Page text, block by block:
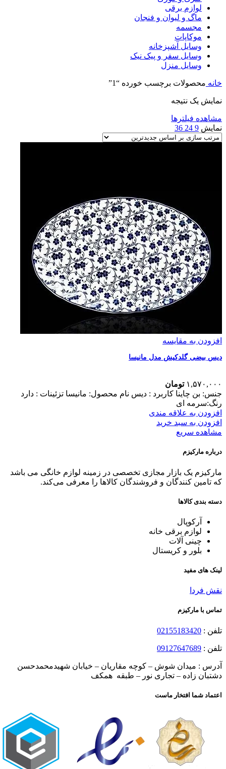
لوازم برقی
ماگ و لیوان و فنجان
مجسمه
موکاپات
وسایل آشپزخانه
وسایل سفر و پیک نیک
وسایل منزل
خانه محصولات برچسب خورده “1”
نمایش یک نتیجه
مشاهده فیلترها
نمایش 9
24
36
افزودن به مقایسه
دیس بیضی گلدکیش مدل مانیسا
۱,۵۷۰,۰۰۰ تومان
جنس: بن چاینا کاربرد : دیس نام محصول: مانیسا تزئینات : دارد
رنگ:سرمه ای
افزودن به علاقه مندی
افزودن به سبد خرید
مشاهده سریع
درباره مارکیزم
مارکیزم یک بازار مجازی تخصصی در زمینه لوازم خانگی می باشد
که تامین کنندگان و فروشندگان کالاها را معرفی می‌کند.
دسته بندی کالاها
آرکوپال
لوازم برقی خانه
چینی آلات
بلور و کریستال
لینک های مفید
نقش فردا
تماس با مارکیزم
تلفن : 02155183420
تلفن : 09127647689
آدرس : میدان شوش – کوچه مقاریان – خیابان شهیدمحمدحسن
دشتبان زاده – تجاری نور – طبقه همکف
اعتماد شما افتخار ماست